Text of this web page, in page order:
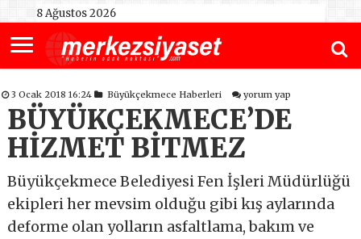
8 Ağustos 2026
3 Ocak 2018 16:24 Büyükçekmece Haberleri yorum yap
BÜYÜKÇEKMECE’DE
HİZMET BİTMEZ
Büyükçekmece Belediyesi Fen İşleri Müdürlüğü
ekipleri her mevsim olduğu gibi kış aylarında
deforme olan yolların asfaltlama, bakım ve